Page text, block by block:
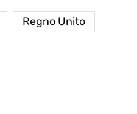
Regno Unito